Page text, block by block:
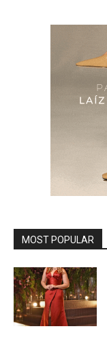
MOST POPULAR